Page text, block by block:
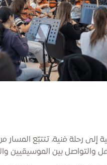
رحلة فنية، تتتبّع المسار
والتواصل بين الموسيقيين